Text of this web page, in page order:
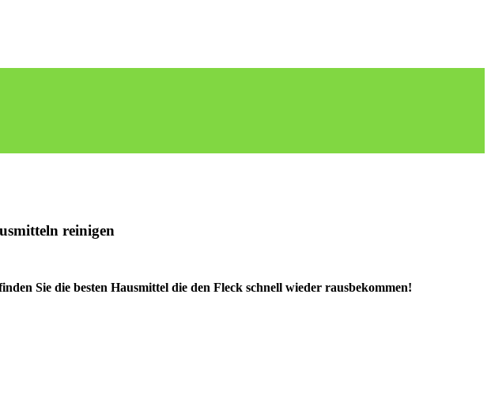
reinigen
Sie die besten Hausmittel die den Fleck schnell wieder rausbekommen!